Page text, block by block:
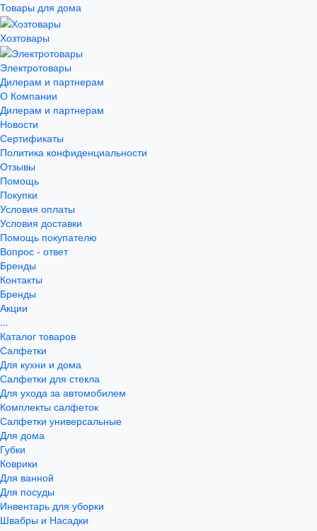
Товары для дома
Хозтовары
Электротовары
Дилерам и партнерам
О Компании
Дилерам и партнерам
Новости
Сертификаты
Политика конфиденциальности
Отзывы
Помощь
Покупки
Условия оплаты
Условия доставки
Помощь покупателю
Вопрос - ответ
Бренды
Контакты
Бренды
Акции
...
Каталог товаров
Салфетки
Для кухни и дома
Салфетки для стекла
Для ухода за автомобилем
Комплекты салфеток
Салфетки универсальные
Для дома
Губки
Коврики
Для ванной
Для посуды
Инвентарь для уборки
Швабры и Насадки